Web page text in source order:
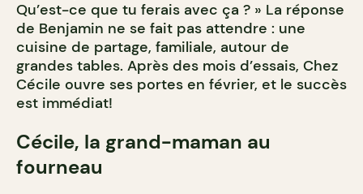
Qu’est-ce que tu ferais avec ça ? » La réponse
de Benjamin ne se fait pas attendre : une
cuisine de partage, familiale, autour de
grandes tables. Après des mois d’essais, Chez
Cécile ouvre ses portes en février, et le succès
est immédiat!
Cécile, la grand-maman au
fourneau